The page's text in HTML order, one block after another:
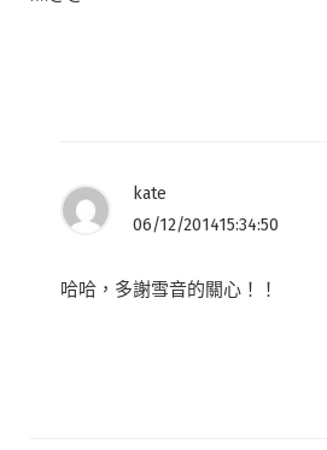
kate
06/12/201415:34:50
哈哈，多謝雪音的關心！！